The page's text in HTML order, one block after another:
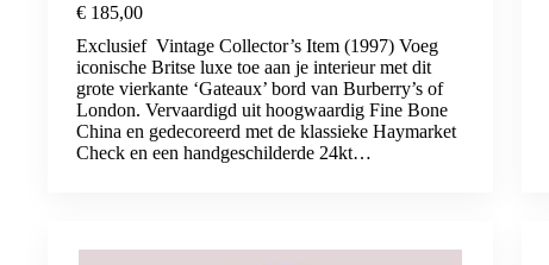
€ 185,00
Exclusief Vintage Collector’s Item (1997) Voeg
iconische Britse luxe toe aan je interieur met dit
grote vierkante ‘Gateaux’ bord van Burberry’s of
London. Vervaardigd uit hoogwaardig Fine Bone
China en gedecoreerd met de klassieke Haymarket
Check en een handgeschilderde 24kt…